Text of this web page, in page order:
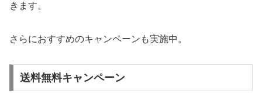
きます。
さらにおすすめのキャンペーンも実施中。
送料無料キャンペーン